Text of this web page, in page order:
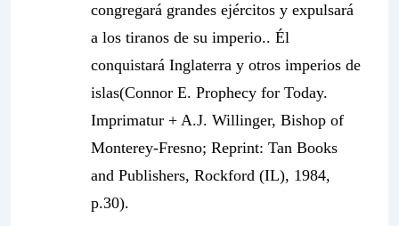
congregará grandes ejércitos y expulsará
a los tiranos de su imperio.. Él
conquistará Inglaterra y otros imperios de
islas(Connor E. Prophecy for Today.
Imprimatur + A.J. Willinger, Bishop of
Monterey-Fresno; Reprint: Tan Books
and Publishers, Rockford (IL), 1984,
p.30).